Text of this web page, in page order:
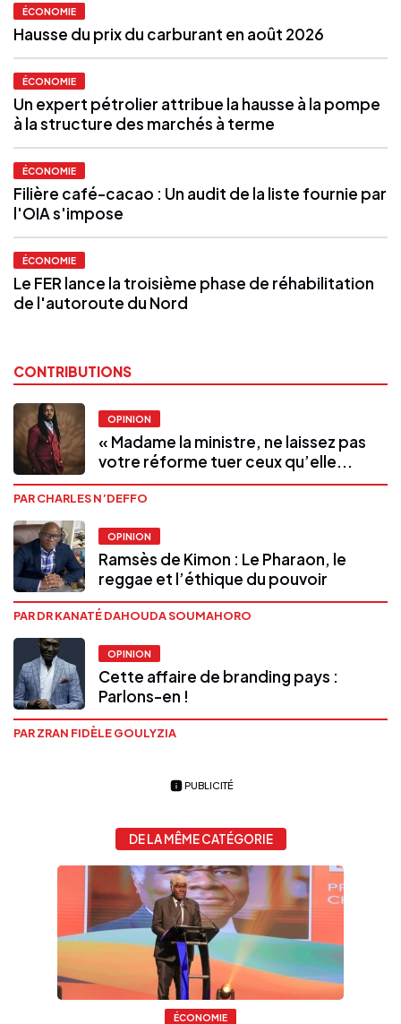
ÉCONOMIE
Hausse du prix du carburant en août 2026
ÉCONOMIE
Un expert pétrolier attribue la hausse à la pompe
à la structure des marchés à terme
ÉCONOMIE
Filière café-cacao : Un audit de la liste fournie par
l'OIA s'impose
ÉCONOMIE
Le FER lance la troisième phase de réhabilitation
de l'autoroute du Nord
CONTRIBUTIONS
OPINION
« Madame la ministre, ne laissez pas
votre réforme tuer ceux qu’elle...
PAR CHARLES N’DEFFO
OPINION
Ramsès de Kimon : Le Pharaon, le
reggae et l’éthique du pouvoir
PAR DR KANATÉ DAHOUDA SOUMAHORO
OPINION
Cette affaire de branding pays :
Parlons-en !
PAR ZRAN FIDÈLE GOULYZIA
PUBLICITÉ
DE LA MÊME CATÉGORIE
ÉCONOMIE